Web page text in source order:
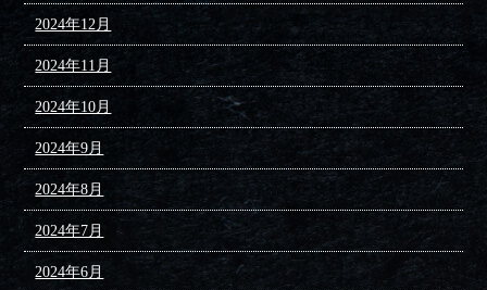
2024年12月
2024年11月
2024年10月
2024年9月
2024年8月
2024年7月
2024年6月